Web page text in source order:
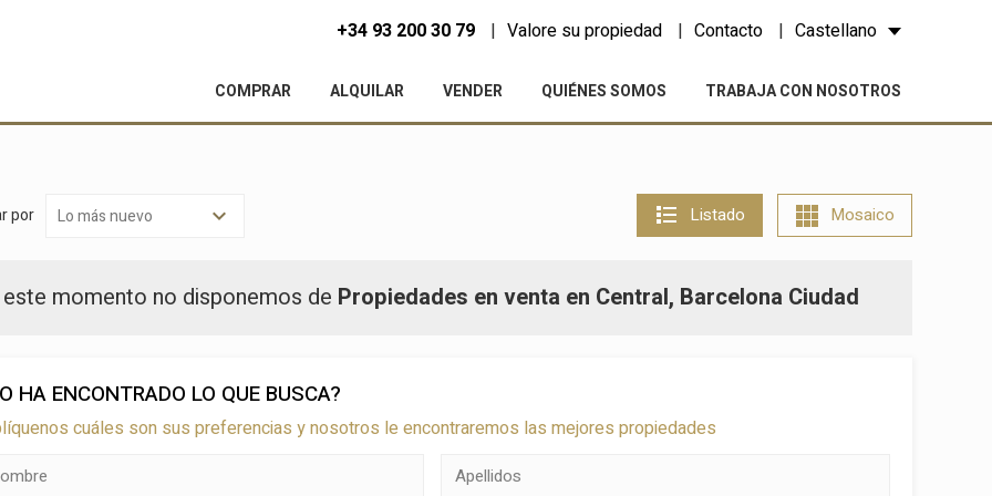
+34 93 200 30 79 Valore su propiedad Contacto Castellano
COMPRAR ALQUILAR VENDER QUIÉNES SOMOS TRABAJA CON NOSOTROS
por Listado Mosaico
este momento no disponemos de Propiedades en venta en Central, Barcelona Ciudad
HA ENCONTRADO LO QUE BUSCA?
cuáles son sus preferencias y nosotros le encontraremos las mejores propiedades